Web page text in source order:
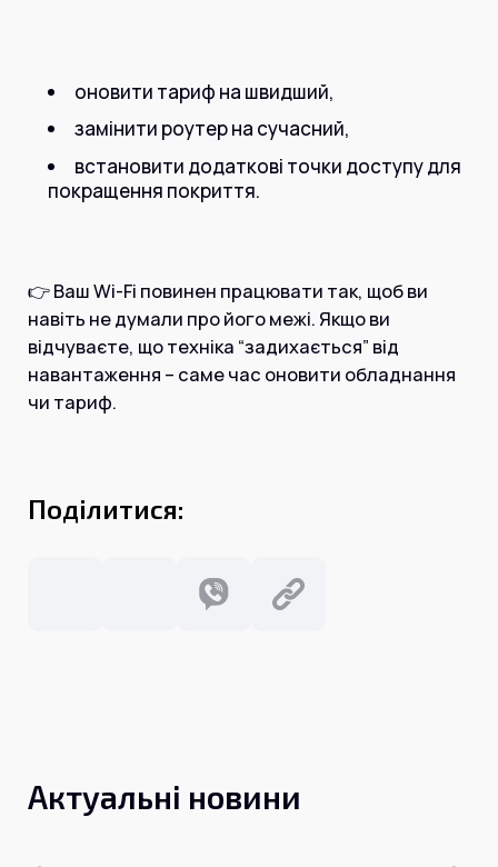
оновити тариф на швидший,
замінити роутер на сучасний,
встановити додаткові точки доступу для
покращення покриття.
👉 Ваш Wi-Fi повинен працювати так, щоб ви
навіть не думали про його межі. Якщо ви
відчуваєте, що техніка “задихається” від
навантаження – саме час оновити обладнання
чи тариф.
Поділитися:
Актуальні новини